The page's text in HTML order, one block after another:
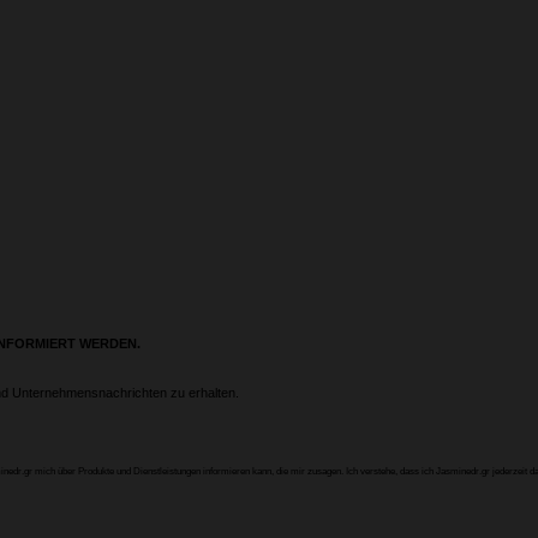
WERDEN.
Unternehmensnachrichten zu erhalten.
mich über Produkte und Dienstleistungen informieren kann, die mir zusagen. Ich verstehe, dass ich Jasminedr.gr jederzeit